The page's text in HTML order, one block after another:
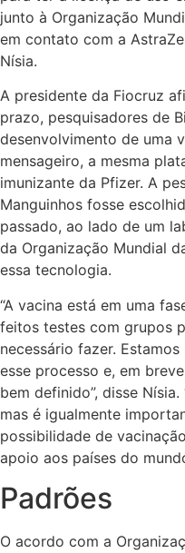
junto à Organização
em contato com a
Nísia.
A presidente da Fiocruz
prazo, pesquisadores de
desenvolvimento de uma
mensageiro, a mesma
imunizante da Pfizer. A
Manguinhos fosse
passado, ao lado de um
da Organização Mundial
essa tecnologia.
“A vacina está em uma
feitos testes com grupos
necessário fazer.
esse processo e, em
bem definido”, disse
mas é igualmente
possibilidade de
apoio aos países do
Padrões
O acordo com a